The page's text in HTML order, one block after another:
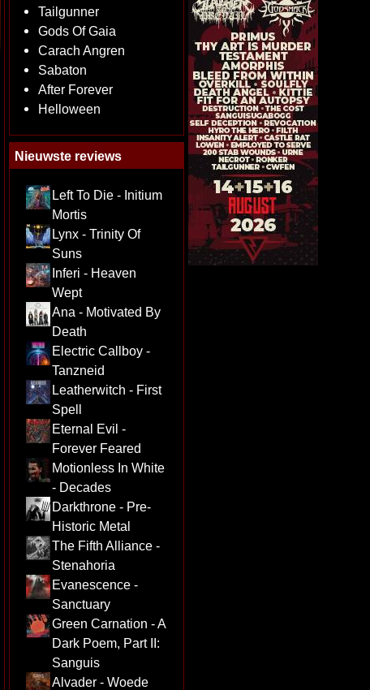
Tailgunner
Gods Of Gaia
Carach Angren
Sabaton
After Forever
Helloween
Nieuwste reviews
Left To Die - Initium
Mortis
Lynx - Trinity Of
Suns
Inferi - Heaven
Wept
Ana - Motivated By
Death
Electric Callboy -
Tanzneid
Leatherwitch - First
Spell
Eternal Evil -
Forever Feared
Motionless In White
- Decades
Darkthrone - Pre-
Historic Metal
The Fifth Alliance -
Stenahoria
Evanescence -
Sanctuary
Green Carnation - A
Dark Poem, Part II:
Sanguis
Alvader - Woede